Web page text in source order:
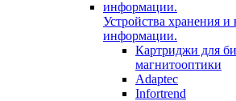
Устройства хранения и
информации.
Картриджи для
магнитооптики
Adaptec
Infortrend